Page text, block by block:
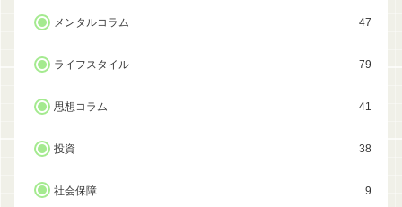
メンタルコラム 47
ライフスタイル 79
思想コラム 41
投資 38
社会保障 9